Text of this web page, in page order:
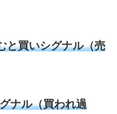
と買いシグナル（売
ナル（買われ過